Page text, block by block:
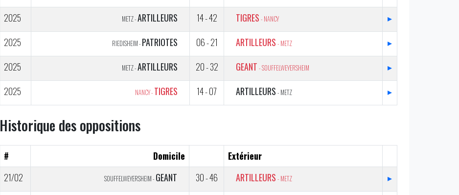
2025
METZ -ARTILLEURS 14 - 42 TIGRES - NANCY
▸
2025
RIEDISHEIM - PATRIOTES 06 - 21 ARTILLEURS - METZ
▸
2025
METZ -ARTILLEURS 20 - 32 GEANT - SOUFFELWEYERSHEIM
▸
2025
NANCY - TIGRES 14 - 07 ARTILLEURS - METZ ▸
Historique des oppositions
# Domicile
Extérieur
21/02
SOUFFELWEYERSHEIM - GEANT 30 - 46 ARTILLEURS - METZ
▸